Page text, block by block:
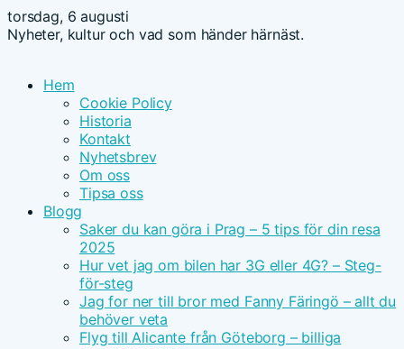
torsdag, 6 augusti
Nyheter, kultur och vad som händer härnäst.
Hem
Cookie Policy
Historia
Kontakt
Nyhetsbrev
Om oss
Tipsa oss
Blogg
Saker du kan göra i Prag – 5 tips för din resa
2025
Hur vet jag om bilen har 3G eller 4G? – Steg-
för-steg
Jag for ner till bror med Fanny Färingö – allt du
behöver veta
Flyg till Alicante från Göteborg – billiga